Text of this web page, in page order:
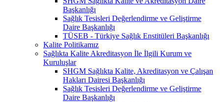
Başkanlığı
Sağlık Tesisleri Değerlendirme ve Geliştirme
Daire Başkanlığı
TÜSEB - Türkiye Sağlık Enstitüleri Başkanlığı
Kalite Politikamız
Sağlıkta Kalite Akreditasyon İle İlgili Kurum ve
Kuruluşlar
SHGM Sağlıkta Kalite, Akreditasyon ve Çalışan
Hakları Dairesi Başkanlığı
Sağlık Tesisleri Değerlendirme ve Geliştirme
Daire Başkanlığı